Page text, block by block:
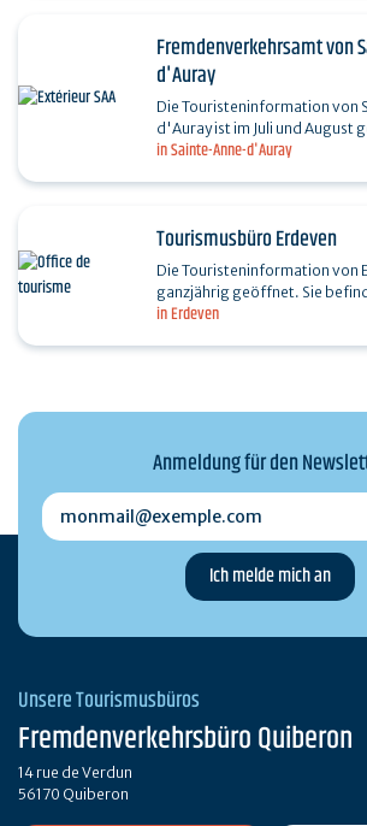
in Sainte-Anne-d'Auray
Fremdenverkehrsamt von
d'Auray
Die Touristeninformation von
d'Auray ist im Juli und August
am 14.07. und 15.08.:
in Erdeven
Tourismusbüro Erdeven
Die Touristeninformation von
ganzjährig geöffnet. Sie
neuen Gebäude in der Rue des
Anmeldung für den
monmail@exemple.com
Unsere Tourismusbüros
Fremdenverkehrsbüro Quiberon
14 rue de Verdun
56170 Quiberon